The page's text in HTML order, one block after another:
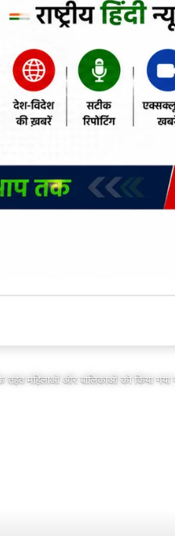
तहत महिलाओं और बालिकाओं को किया